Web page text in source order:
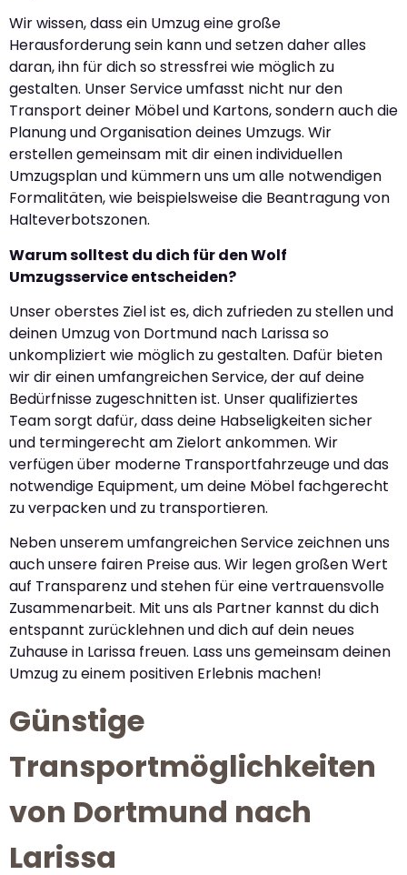
Wir wissen, dass ein Umzug eine große
Herausforderung sein kann und setzen daher alles
daran, ihn für dich so stressfrei wie möglich zu
gestalten. Unser Service umfasst nicht nur den
Transport deiner Möbel und Kartons, sondern auch die
Planung und Organisation deines Umzugs. Wir
erstellen gemeinsam mit dir einen individuellen
Umzugsplan und kümmern uns um alle notwendigen
Formalitäten, wie beispielsweise die Beantragung von
Halteverbotszonen.
Warum solltest du dich für den Wolf
Umzugsservice entscheiden?
Unser oberstes Ziel ist es, dich zufrieden zu stellen und
deinen Umzug von Dortmund nach Larissa so
unkompliziert wie möglich zu gestalten. Dafür bieten
wir dir einen umfangreichen Service, der auf deine
Bedürfnisse zugeschnitten ist. Unser qualifiziertes
Team sorgt dafür, dass deine Habseligkeiten sicher
und termingerecht am Zielort ankommen. Wir
verfügen über moderne Transportfahrzeuge und das
notwendige Equipment, um deine Möbel fachgerecht
zu verpacken und zu transportieren.
Neben unserem umfangreichen Service zeichnen uns
auch unsere fairen Preise aus. Wir legen großen Wert
auf Transparenz und stehen für eine vertrauensvolle
Zusammenarbeit. Mit uns als Partner kannst du dich
entspannt zurücklehnen und dich auf dein neues
Zuhause in Larissa freuen. Lass uns gemeinsam deinen
Umzug zu einem positiven Erlebnis machen!
Günstige
Transportmöglichkeiten
von Dortmund nach
Larissa